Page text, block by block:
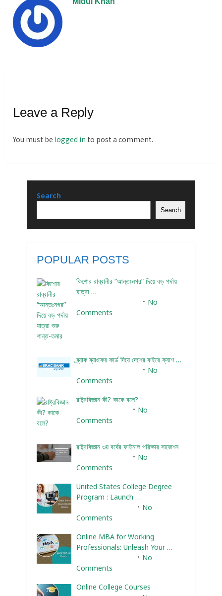
Leave a Reply
You must be logged in to post a comment.
Search
Search
POPULAR POSTS
কিশোর রাব্বানীর “আন্তঃনগর” দিয়ে বড় পর্দায়
যাত্রা …
No
Comments
ব্র্যাক ব্যাংকের কার্ড দিয়ে দেশের বাইরে ক্যাশ …
No
Comments
রাষ্ট্রবিজ্ঞান কী? কাকে বলে?
No
Comments
রাষ্ট্রবিজ্ঞান ৩য় বর্ষের ফাইনাল পরিক্ষার সাজেশন
No
Comments
United States College Degree
Program : Launch …
No
Comments
Online MBA for Working
Professionals: Unleash Your …
No
Comments
Online College Courses